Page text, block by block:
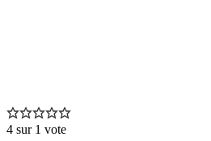
4 sur 1 vote